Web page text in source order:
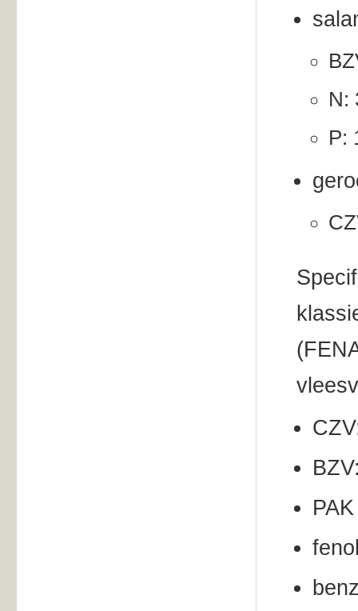
N:
P: